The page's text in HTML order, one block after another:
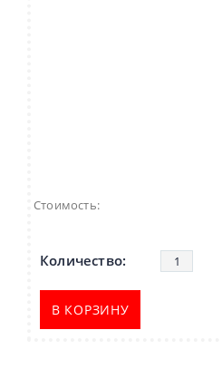
Стоимость:
В КОРЗИНУ